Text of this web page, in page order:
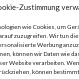
Zustimmung
wie Cookies, um
zuzugreifen. Wir tun
Werbung
können wir Daten wie
Website verarbeiten.
können
in
in